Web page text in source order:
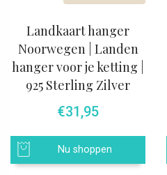
Landkaart hanger
Noorwegen | Landen
hanger voor je ketting |
925 Sterling Zilver
€31,95
Nu shoppen